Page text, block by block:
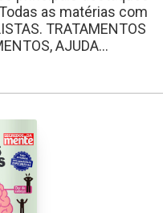
as matérias com
TRATAMENTOS
AJUDA...